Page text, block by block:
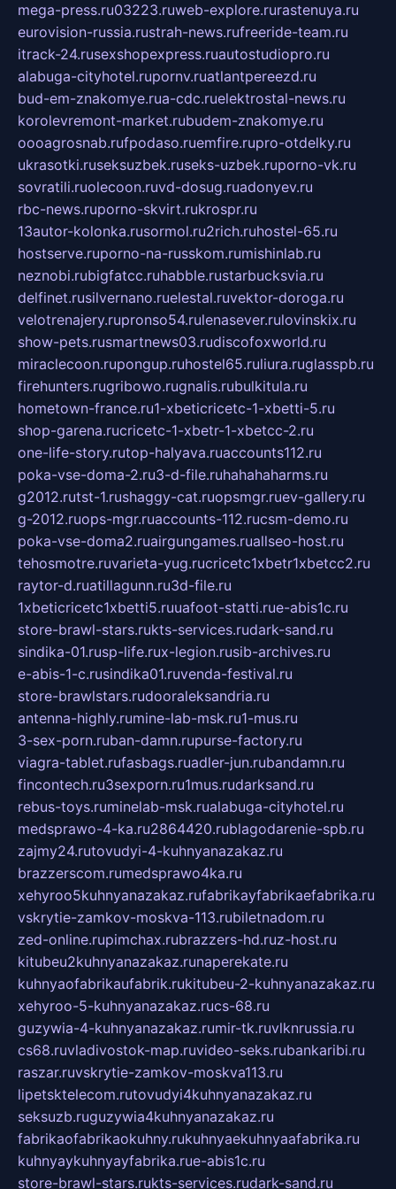
mega-press.ru03223.ruweb-explore.rurastenuya.ru
eurovision-russia.rustrah-news.rufreeride-team.ru
itrack-24.rusexshopexpress.ruautostudiopro.ru
alabuga-cityhotel.rupornv.ruatlantpereezd.ru
bud-em-znakomye.rua-cdc.ruelektrostal-news.ru
korolevremont-market.rubudem-znakomye.ru
oooagrosnab.rufpodaso.ruemfire.rupro-otdelky.ru
ukrasotki.ruseksuzbek.ruseks-uzbek.ruporno-vk.ru
sovratili.ruolecoon.ruvd-dosug.ruadonyev.ru
rbc-news.ruporno-skvirt.rukrospr.ru
13autor-kolonka.rusormol.ru2rich.ruhostel-65.ru
hostserve.ruporno-na-russkom.rumishinlab.ru
neznobi.rubigfatcc.ruhabble.rustarbucksvia.ru
delfinet.rusilvernano.ruelestal.ruvektor-doroga.ru
velotrenajery.rupronso54.rulenasever.rulovinskix.ru
show-pets.rusmartnews03.rudiscofoxworld.ru
miraclecoon.rupongup.ruhostel65.ruliura.ruglasspb.ru
firehunters.rugribowo.rugnalis.rubulkitula.ru
hometown-france.ru1-xbeticricetc-1-xbetti-5.ru
shop-garena.rucricetc-1-xbetr-1-xbetcc-2.ru
one-life-story.rutop-halyava.ruaccounts112.ru
poka-vse-doma-2.ru3-d-file.ruhahahaharms.ru
g2012.rutst-1.rushaggy-cat.ruopsmgr.ruev-gallery.ru
g-2012.ruops-mgr.ruaccounts-112.rucsm-demo.ru
poka-vse-doma2.ruairgungames.ruallseo-host.ru
tehosmotre.ruvarieta-yug.rucricetc1xbetr1xbetcc2.ru
raytor-d.ruatillagunn.ru3d-file.ru
1xbeticricetc1xbetti5.ruuafoot-statti.rue-abis1c.ru
store-brawl-stars.rukts-services.rudark-sand.ru
sindika-01.rusp-life.rux-legion.rusib-archives.ru
e-abis-1-c.rusindika01.ruvenda-festival.ru
store-brawlstars.rudooraleksandria.ru
antenna-highly.rumine-lab-msk.ru1-mus.ru
3-sex-porn.ruban-damn.rupurse-factory.ru
viagra-tablet.rufasbags.ruadler-jun.rubandamn.ru
fincontech.ru3sexporn.ru1mus.rudarksand.ru
rebus-toys.ruminelab-msk.rualabuga-cityhotel.ru
medsprawo-4-ka.ru2864420.rublagodarenie-spb.ru
zajmy24.rutovudyi-4-kuhnyanazakaz.ru
brazzerscom.rumedsprawo4ka.ru
xehyroo5kuhnyanazakaz.rufabrikayfabrikaefabrika.ru
vskrytie-zamkov-moskva-113.rubiletnadom.ru
zed-online.rupimchax.rubrazzers-hd.ruz-host.ru
kitubeu2kuhnyanazakaz.runaperekate.ru
kuhnyaofabrikaufabrik.rukitubeu-2-kuhnyanazakaz.ru
xehyroo-5-kuhnyanazakaz.rucs-68.ru
guzywia-4-kuhnyanazakaz.rumir-tk.ruvlknrussia.ru
cs68.ruvladivostok-map.ruvideo-seks.rubankaribi.ru
raszar.ruvskrytie-zamkov-moskva113.ru
lipetsktelecom.rutovudyi4kuhnyanazakaz.ru
seksuzb.ruguzywia4kuhnyanazakaz.ru
fabrikaofabrikaokuhny.rukuhnyaekuhnyaafabrika.ru
kuhnyaykuhnyayfabrika.rue-abis1c.ru
store-brawl-stars.rukts-services.rudark-sand.ru